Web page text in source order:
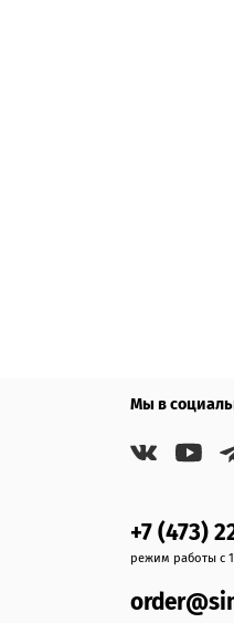
Мы в
+7 (473)
режим работы с